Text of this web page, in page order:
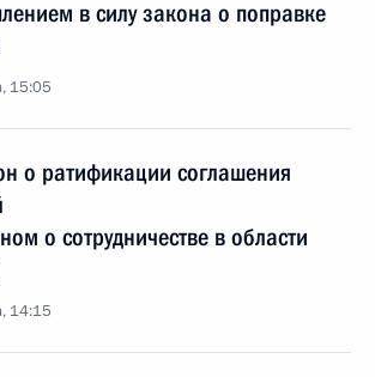
в силу закона о поправке
15:05
о ратификации соглашения
о сотрудничестве в области
14:15